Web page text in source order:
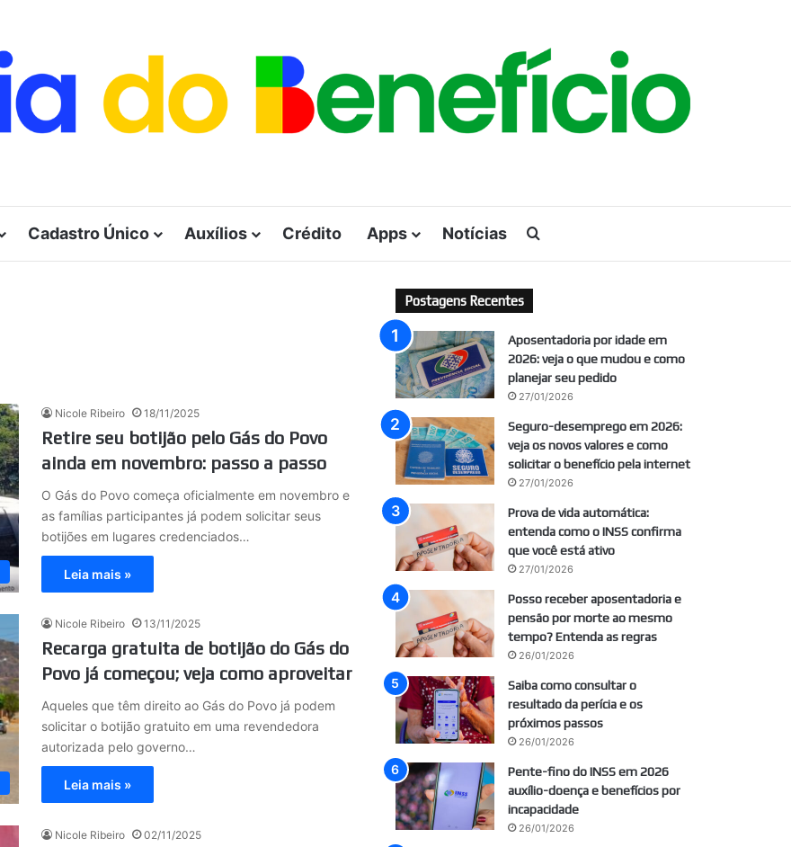
Cadastro Único Auxílios Crédito Apps Notícias
Nicole Ribeiro 18/11/2025
Retire seu botijão pelo Gás do Povo
ainda em novembro: passo a passo
O Gás do Povo começa oficialmente em novembro e
as famílias participantes já podem solicitar seus
botijões em lugares credenciados…
Leia mais »
Nicole Ribeiro 13/11/2025
Recarga gratuita de botijão do Gás do
Povo já começou; veja como aproveitar
Aqueles que têm direito ao Gás do Povo já podem
solicitar o botijão gratuito em uma revendedora
autorizada pelo governo…
Leia mais »
Nicole Ribeiro 02/11/2025
Postagens Recentes
Aposentadoria por idade em
2026: veja o que mudou e como
planejar seu pedido
27/01/2026
Seguro-desemprego em 2026:
veja os novos valores e como
solicitar o benefício pela internet
27/01/2026
Prova de vida automática:
entenda como o INSS confirma
que você está ativo
27/01/2026
Posso receber aposentadoria e
pensão por morte ao mesmo
tempo? Entenda as regras
26/01/2026
Saiba como consultar o
resultado da perícia e os
próximos passos
26/01/2026
Pente-fino do INSS em 2026
auxílio-doença e benefícios por
incapacidade
26/01/2026